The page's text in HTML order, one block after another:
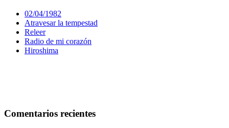
02/04/1982
Atravesar la tempestad
Releer
Radio de mi corazón
Hiroshima
Comentarios recientes